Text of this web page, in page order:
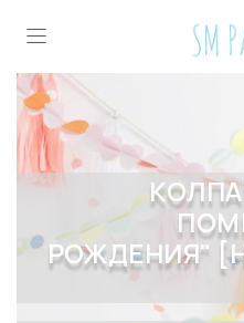
РОЖДЕНИЯ"